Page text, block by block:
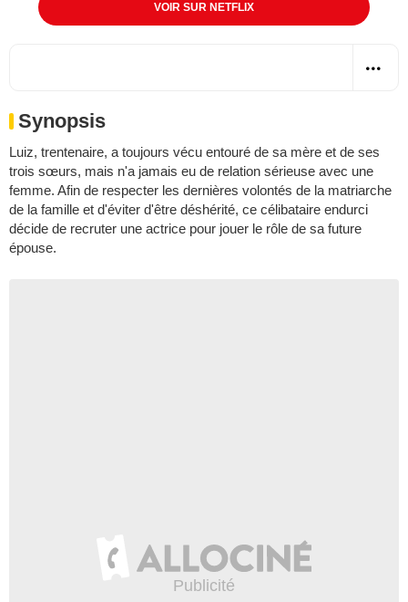
VOIR SUR NETFLIX
Synopsis
Luiz, trentenaire, a toujours vécu entouré de sa mère et de ses
trois sœurs, mais n'a jamais eu de relation sérieuse avec une
femme. Afin de respecter les dernières volontés de la matriarche
de la famille et d'éviter d'être déshérité, ce célibataire endurci
décide de recruter une actrice pour jouer le rôle de sa future
épouse.